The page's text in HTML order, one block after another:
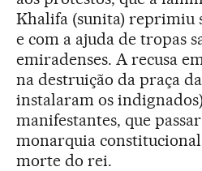
Khalifa (sunita) reprimiu
e com a ajuda de tropas
emiradenses. A recusa
na destruição da praça
instalaram os
manifestantes, que
monarquia
morte do rei.